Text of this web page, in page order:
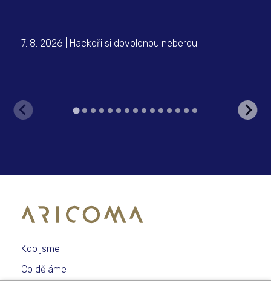
7. 8. 2026 | Hackeři si dovolenou neberou
Kdo jsme
Co děláme